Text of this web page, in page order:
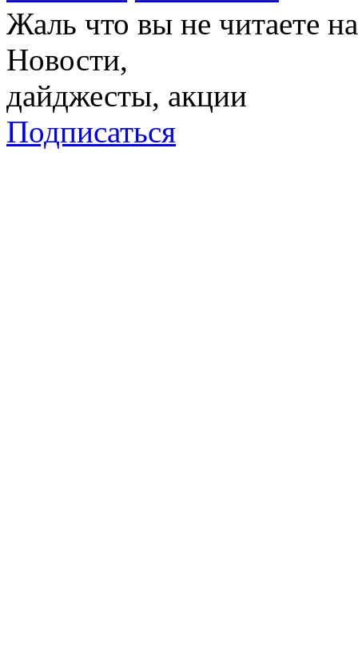
Жаль что вы не читаете
Новости,
дайджесты, акции
Подписаться